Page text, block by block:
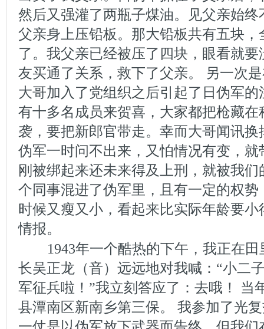
然后又强灌了两瓶子煤油。见父亲始
父亲身上压铅板。那大铅板共有五块
了。我父亲已经被压了四块，眼看就
友买通了关系，救下了父亲。 另一次
大哥加入了党组织之后引起了日伪军
有十多名成员来贺喜，大家都把枪藏
袭，要把新郎官带走。幸而大哥闻讯
伪军一时问不出来，又怕情况有变，
刚被绑起来还未来得及上刑，就被我
个同事混进了伪军里，且有一定的权
时候又瘦又小，看起来比实际年龄要
情报。
1943年一个酷热的下午，我正在
长吴正龙（音）远远地对我喊：“小二
军征兵啦！”我立刻答应了：去哦！ 当
县潭南区新南乡第三保。 我参加了光